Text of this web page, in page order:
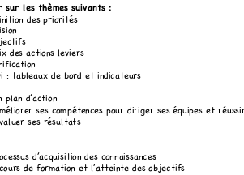
sur les thèmes suivants :
inition des priorités
ision
tifs
ix des actions leviers
cation
i : tableaux de bord et indicateurs
plan d’action
méliorer ses compétences pour diriger ses équipes et réu
valuer ses résultats
ocessus d’acquisition des connaissances
cours de formation et l’atteinte des objectifs